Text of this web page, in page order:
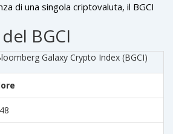
di una singola criptovaluta, il BGCI
Ogni token BGCI corrisponde a
paniere, il cui valore si aggiorna in
performance delle criptovalute
BGCI
Galaxy Crypto Index (BGCI)